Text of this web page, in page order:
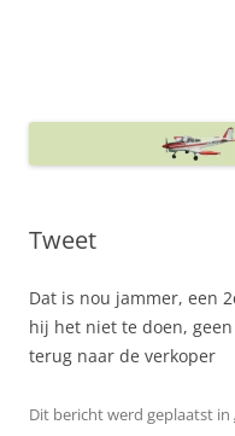
Tweet
Dat is nou jammer, een
hij het niet te doen,
terug naar de verkoper
Dit bericht werd geplaatst in